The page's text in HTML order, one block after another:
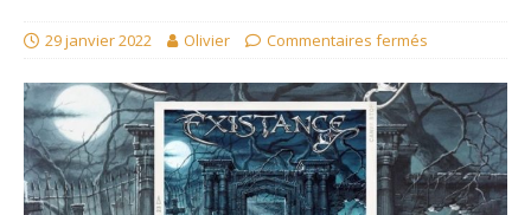
29 janvier 2022 Olivier Commentaires fermés